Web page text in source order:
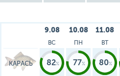
9.08
ВС
10.08
ПН
11.08
ВТ
КАРАСЬ 82 77 80